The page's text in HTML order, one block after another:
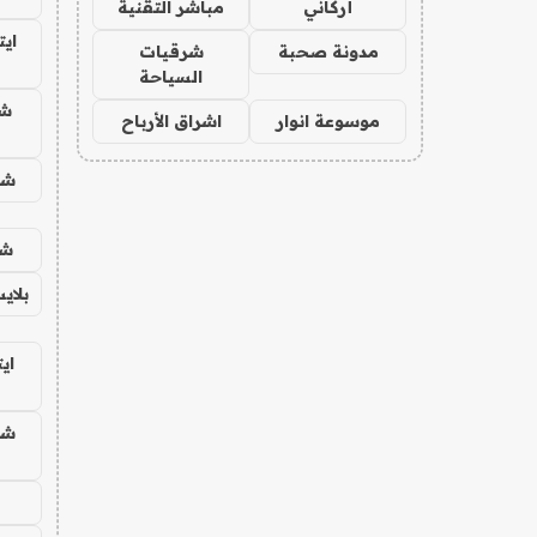
أركاني مباشر التقنية
مدونة صحبة
شرقيات
السياحة
موسوعة انوار اشراق الأرباح